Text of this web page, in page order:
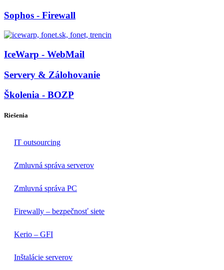
Sophos - Firewall
IceWarp - WebMail
Servery & Zálohovanie
Školenia - BOZP
Riešenia
IT outsourcing
Zmluvná správa serverov
Zmluvná správa PC
Firewally – bezpečnosť siete
Kerio – GFI
Inštalácie serverov